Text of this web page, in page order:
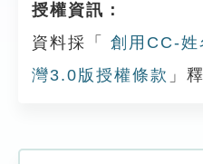
授權資訊：
資料採「
創用CC-
灣3.0版授權條款 」